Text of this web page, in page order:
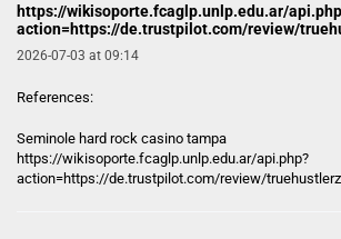
https://wikisoporte.fcaglp.unlp.edu.ar/
action=https://de.trustpilot.com/review/
2026-07-03 at 09:14
References:
Seminole hard rock casino tampa
https://wikisoporte.fcaglp.unlp.edu.ar/api.php?
action=https://de.trustpilot.com/review/